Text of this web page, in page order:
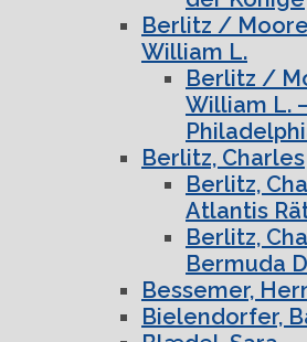
Berlitz /
William L.
Berlitz /
William L.
Berlitz, Charles
Berlitz,
Atlantis
Berlitz,
Bermuda
Bessemer,
Bielendorfer,